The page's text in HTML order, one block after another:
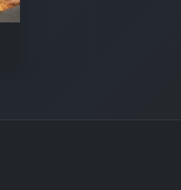
Bölüm No: